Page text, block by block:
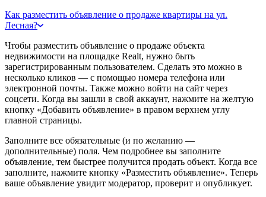
Как разместить объявление о продаже квартиры на ул.
Лесная?
Чтобы разместить объявление о продаже объекта
недвижимости на площадке Realt, нужно быть
зарегистрированным пользователем. Сделать это можно в
несколько кликов — с помощью номера телефона или
электронной почты. Также можно войти на сайт через
соцсети. Когда вы зашли в свой аккаунт, нажмите на желтую
кнопку «Добавить объявление» в правом верхнем углу
главной страницы.
Заполните все обязательные (и по желанию —
дополнительные) поля. Чем подробнее вы заполните
объявление, тем быстрее получится продать объект. Когда все
заполните, нажмите кнопку «Разместить объявление». Теперь
ваше объявление увидит модератор, проверит и опубликует.